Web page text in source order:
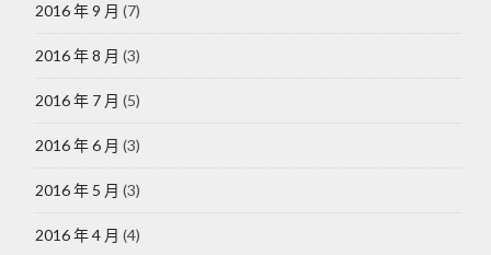
2016 年 9 月 (7)
2016 年 8 月 (3)
2016 年 7 月 (5)
2016 年 6 月 (3)
2016 年 5 月 (3)
2016 年 4 月 (4)